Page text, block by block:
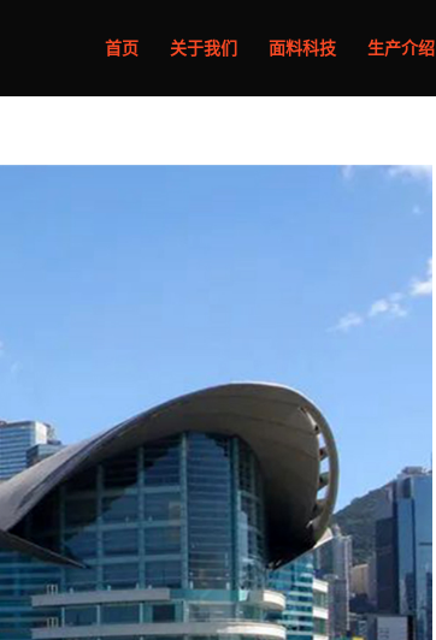
首页 关于我们 面料科技 生产介绍